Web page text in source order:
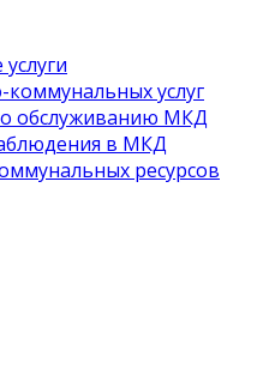
услуг
обслуживанию МКД
в МКД
ресурсов